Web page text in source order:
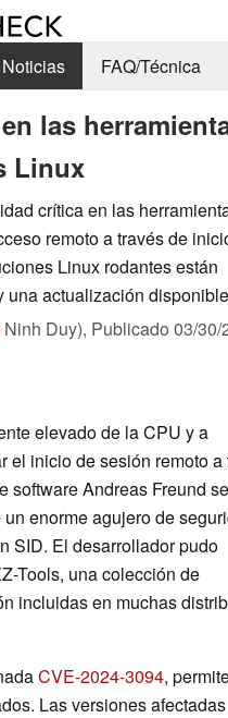
Noticias FAQ/Técnica
las
Linux
crítica en las
remoto a través de
Linux rodantes están
una actualización
Ninh Duy), Publicado 03/30/
elevado de la CPU y a
el inicio de sesión remoto a
software Andreas Freund
enorme agujero de
SID. El desarrollador pudo
Tools, una colección de
incluidas en muchas
CVE-2024-3094,
Las versiones